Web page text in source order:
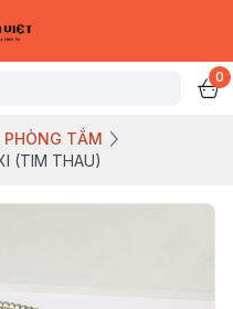
0
PHÒNG TẮM
(TIM THAU)